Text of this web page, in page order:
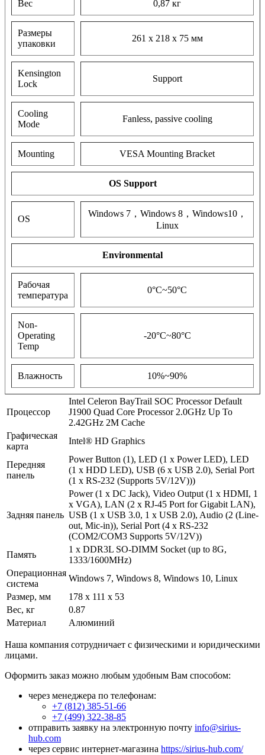
Вес 0,87 кг
Размеры
упаковки
261 x 218 x 75 мм
Kensington
Lock
Support
Cooling
Mode
Fanless, passive cooling
Mounting VESA Mounting Bracket
OS Support
OS
Windows 7，Windows 8，Windows10，
Linux
Environmental
Рабочая
температура
0°C~50°C
Non-
Operating
Temp
-20°C~80°C
Влажность 10%~90%
Процессор
Intel Celeron BayTrail SOC Processor Default
J1900 Quad Core Processor 2.0GHz Up To
2.42GHz 2M Cache
Графическая
карта
Intel® HD Graphics
Передняя
панель
Power Button (1), LED (1 x Power LED), LED
(1 x HDD LED), USB (6 x USB 2.0), Serial Port
(1 x RS-232 (Supports 5V/12V)))
Задняя панель
Power (1 x DC Jack), Video Output (1 x HDMI, 1
x VGA), LAN (2 x RJ-45 Port for Gigabit LAN),
USB (1 x USB 3.0, 1 x USB 2.0), Audio (2 (Line-
out, Mic-in)), Serial Port (4 x RS-232
(COM2/COM3 Supports 5V/12V))
Память
1 x DDR3L SO-DIMM Socket (up to 8G,
1333/1600MHz)
Операционная
система
Windows 7, Windows 8, Windows 10, Linux
Размер, мм
178 x 111 x 53
Вес, кг
0.87
Материал
Алюминий
Наша компания сотрудничает с физическими и юридическими
лицами.
Оформить заказ можно любым удобным Вам способом:
через менеджера по телефонам:
+7 (812) 385-51-66
+7 (499) 322-38-85
отправить заявку на электронную почту info@sirius-
hub.com
через сервис интернет-магазина https://sirius-hub.com/